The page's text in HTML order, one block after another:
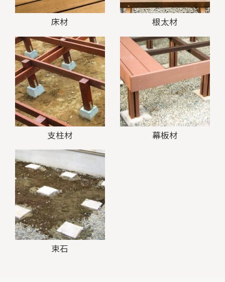
床材 根太材
支柱材 幕板材
束石